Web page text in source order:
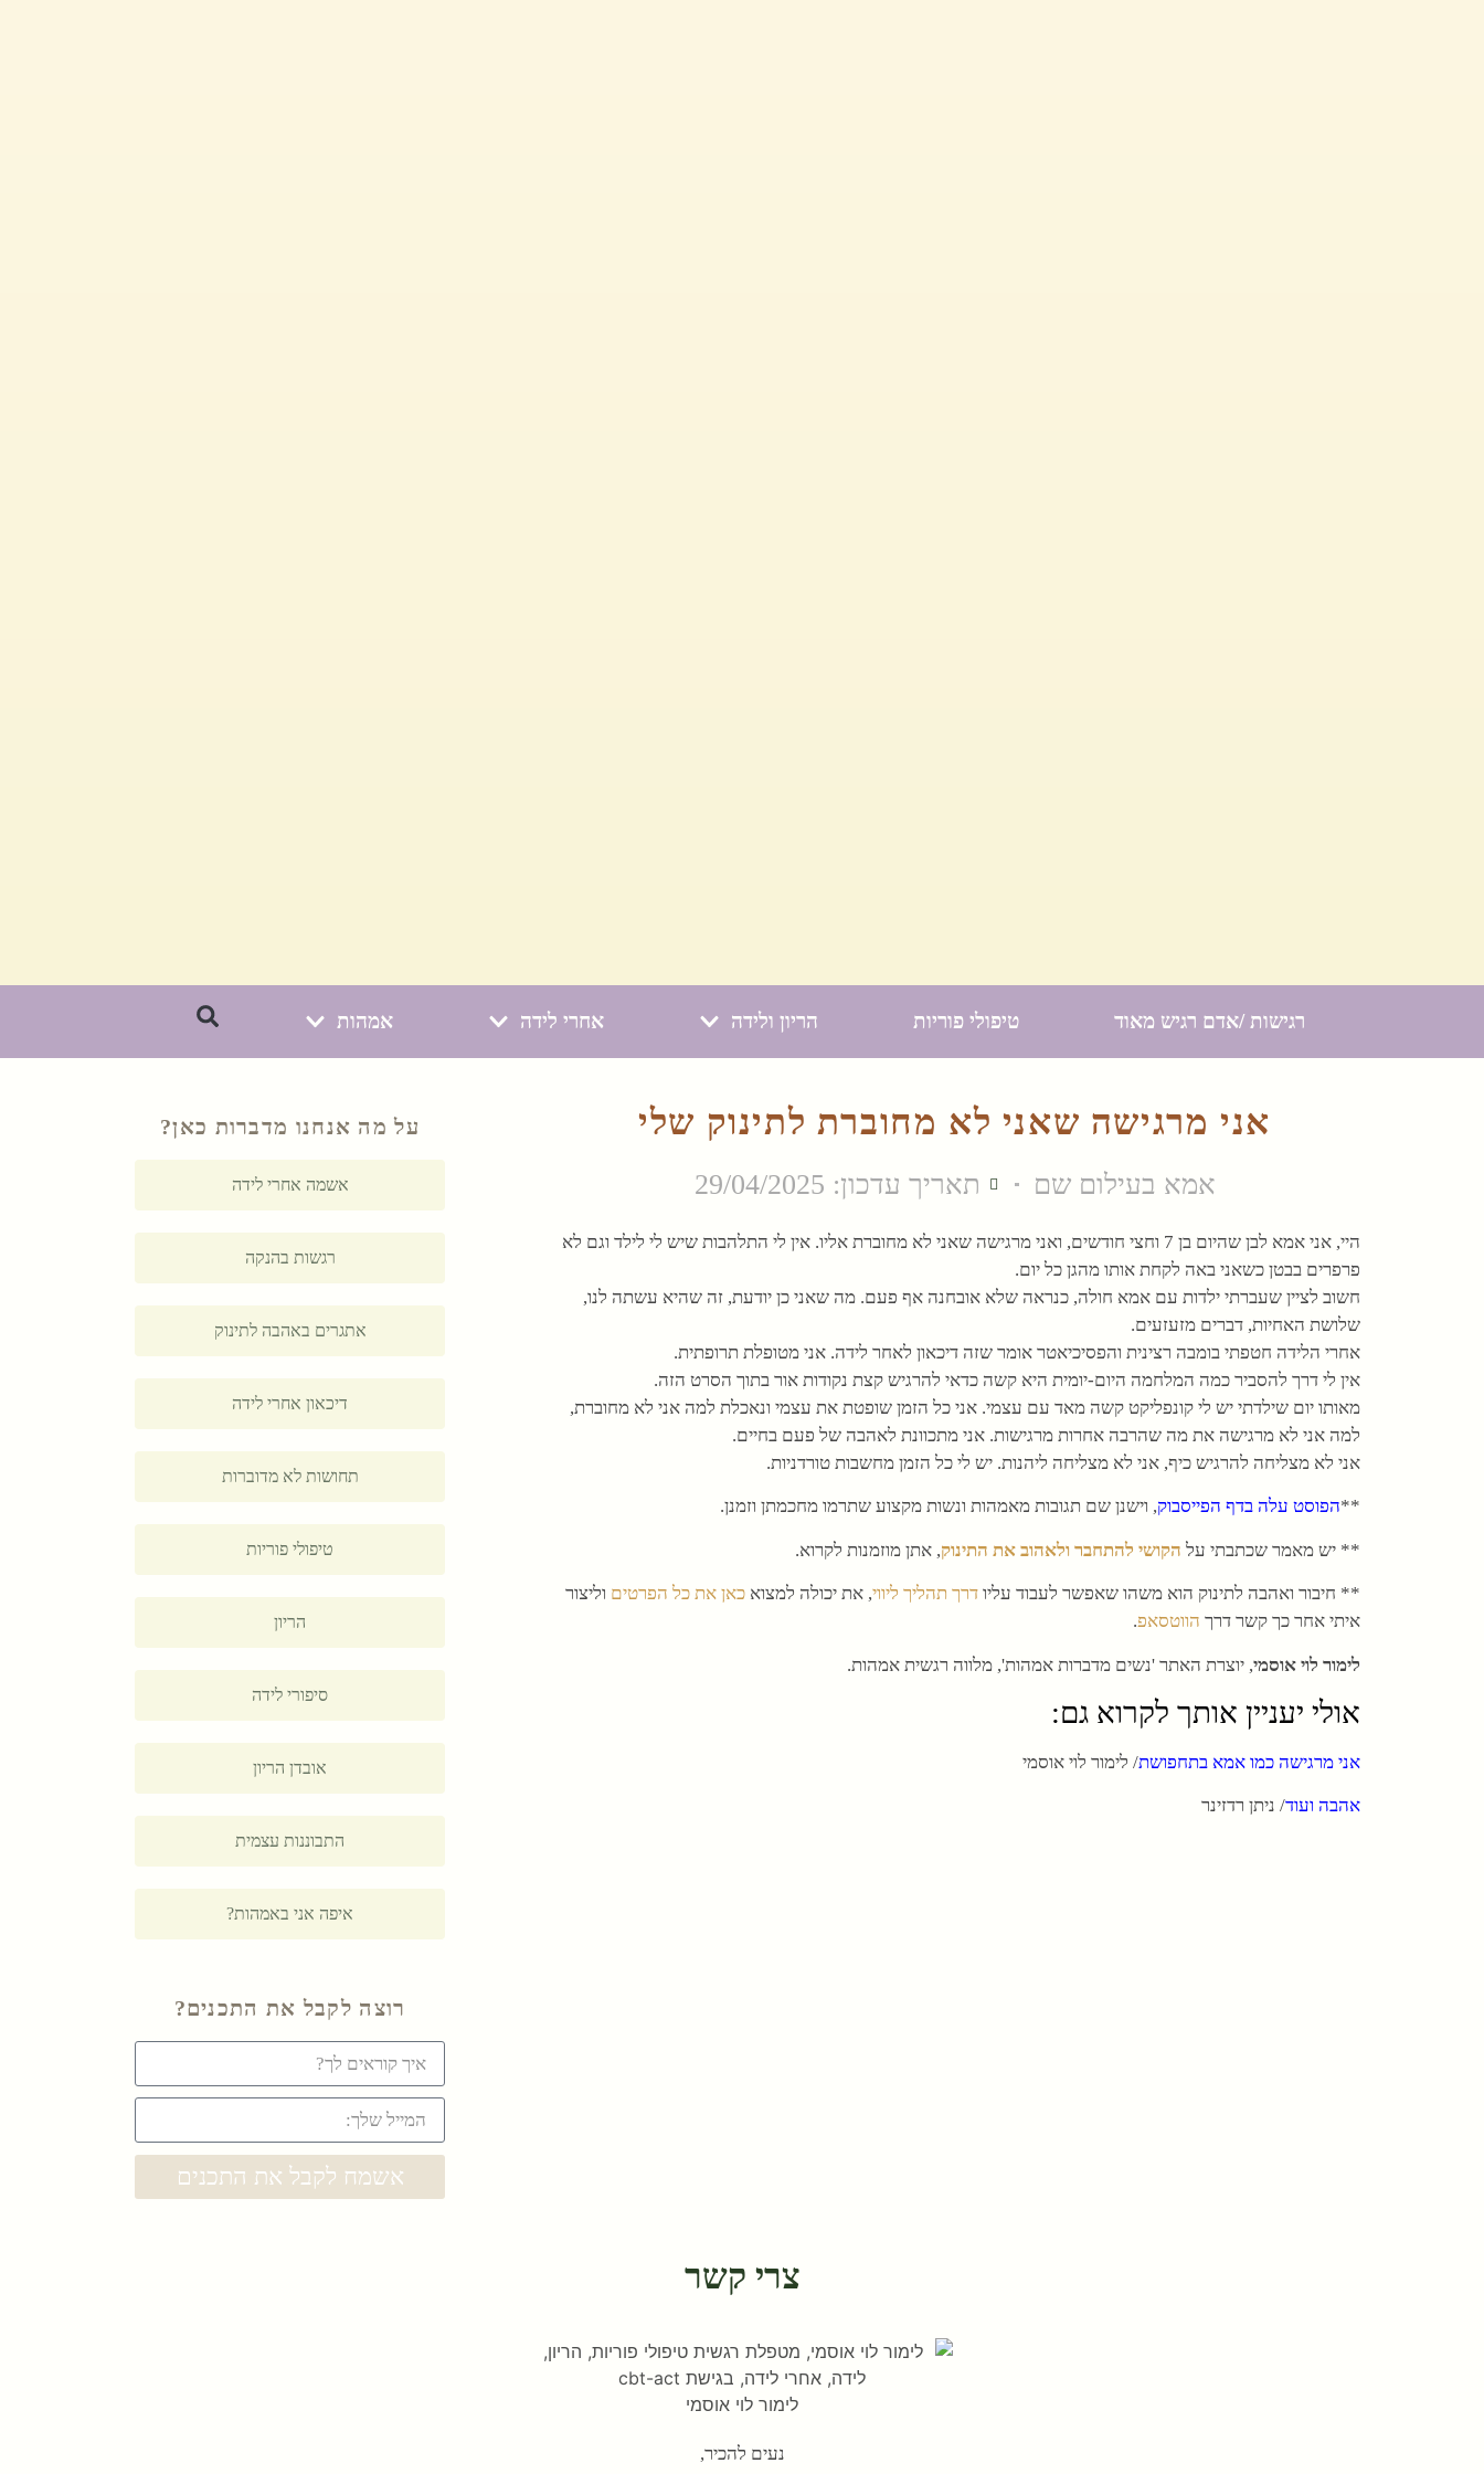
רגישות /אדם רגיש מאוד טיפולי פוריות הריון ולידה אחרי לידה אמהות
אני מרגישה שאני לא מחוברת לתינוק שלי
אמא בעילום שם תאריך עדכון: 29/04/2025
היי, אני אמא לבן שהיום בן 7 וחצי חודשים, ואני מרגישה שאני לא מחוברת אליו. אין לי התלהבות שיש לי לילד וגם לא
פרפרים בבטן כשאני באה לקחת אותו מהגן כל יום.
חשוב לציין שעברתי ילדות עם אמא חולה, כנראה שלא אובחנה אף פעם. מה שאני כן יודעת, זה שהיא עשתה לנו,
שלושת האחיות, דברים מזעזעים.
אחרי הלידה חטפתי בומבה רצינית והפסיכיאטר אומר שזה דיכאון לאחר לידה. אני מטופלת תרופתית.
אין לי דרך להסביר כמה המלחמה היום-יומית היא קשה כדאי להרגיש קצת נקודות אור בתוך הסרט הזה.
מאותו יום שילדתי יש לי קונפליקט קשה מאד עם עצמי. אני כל הזמן שופטת את עצמי ונאכלת למה אני לא מחוברת,
למה אני לא מרגישה את מה שהרבה אחרות מרגישות. אני מתכוונת לאהבה של פעם בחיים.
אני לא מצליחה להרגיש כיף, אני לא מצליחה ליהנות. יש לי כל הזמן מחשבות טורדניות.
**הפוסט עלה בדף הפייסבוק, וישנן שם תגובות מאמהות ונשות מקצוע שתרמו מחכמתן וזמנן.
** יש מאמר שכתבתי על הקושי להתחבר ולאהוב את התינוק, אתן מוזמנות לקרוא.
** חיבור ואהבה לתינוק הוא משהו שאפשר לעבוד עליו דרך תהליך ליווי, את יכולה למצוא כאן את כל הפרטים וליצור
איתי אחר כך קשר דרך הווטסאפ.
לימור לוי אוסמי, יוצרת האתר 'נשים מדברות אמהות', מלווה רגשית אמהות.
אולי יעניין אותך לקרוא גם:
אני מרגישה כמו אמא בתחפושת/ לימור לוי אוסמי
אהבה ועוד/ ניתן רדזינר
על מה אנחנו מדברות כאן?
אשמה אחרי לידה
רגשות בהנקה
אתגרים באהבה לתינוק
דיכאון אחרי לידה
תחושות לא מדוברות
טיפולי פוריות
הריון
סיפורי לידה
אובדן הריון
התבוננות עצמית
איפה אני באמהות?
רוצה לקבל את התכנים?
אשמח לקבל את התכנים
צרי קשר
לימור לוי אוסמי
נעים להכיר,